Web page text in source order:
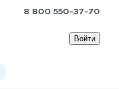
8 800 550-37-70
Войти